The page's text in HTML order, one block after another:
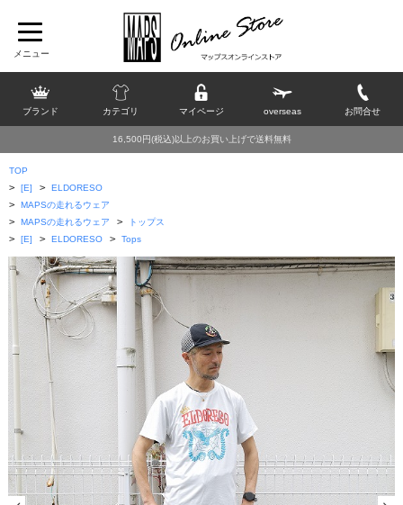
ブランド カテゴリ マイページ overseas お問合せ
16,500円(税込)以上のお買い上げで送料無料
TOP
> [E] > ELDORESO
> MAPSの走れるウェア
> MAPSの走れるウェア > トップス
> [E] > ELDORESO > Tops